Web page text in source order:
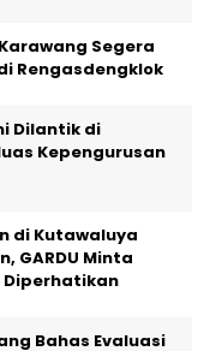
Segera
Rengasdengklok
Dilantik di
Kepengurusan
di Kutawaluya
GARDU Minta
Bahas Evaluasi